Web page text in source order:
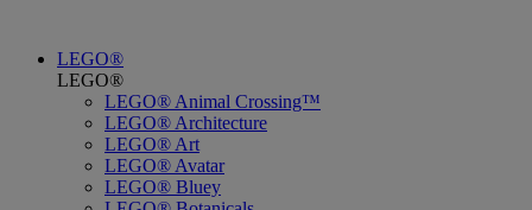
LEGO®
LEGO®
LEGO® Animal Crossing™
LEGO® Architecture
LEGO® Art
LEGO® Avatar
LEGO® Bluey